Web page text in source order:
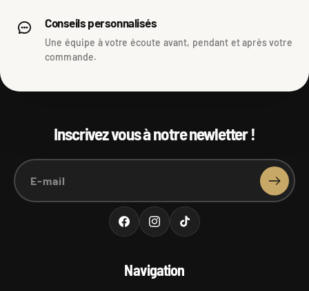
Conseils personnalisés
Une équipe à votre écoute avant, pendant et après votre
commande.
Inscrivez vous à notre newletter !
E-mail
FacebookInstagram
TikTok
Navigation